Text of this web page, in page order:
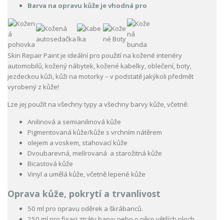
Barva na opravu kůže je vhodná pro
Skin Repair Paint je ideální pro použití na kožené interiéry
automobilů, kožený nábytek, kožené kabelky, oblečení, boty,
jezdeckou kůži, kůži na motorky – v podstatě jakýkoli předmět
vyrobený z kůže!
Lze jej použít na všechny typy a všechny barvy kůže, včetně:
Anilinová a semianilinová kůže
Pigmentovaná kůže/kůže s vrchním nátěrem
olejem a voskem, stahovací kůže
Dvoubarevná, melírovaná a starožitná kůže
Bicastová kůže
Vinyl a umělá kůže, včetně lepené kůže
Oprava kůže, pokrytí a trvanlivost
50 ml pro opravu oděrek a škrábanců.